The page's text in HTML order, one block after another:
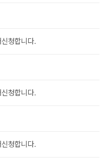
청합니다.
청합니다.
청합니다.